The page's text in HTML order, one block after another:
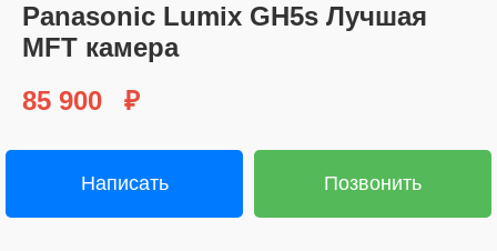
Panasonic Lumix GH5s Лучшая
MFT камера
85 900
₽
Написать Позвонить